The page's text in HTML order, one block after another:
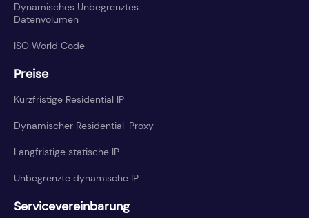
Dynamisches Unbegrenztes
Datenvolumen
ISO World Code
Preise
Kurzfristige Residential IP
Dynamischer Residential-Proxy
Langfristige statische IP
Unbegrenzte dynamische IP
Servicevereinbarung